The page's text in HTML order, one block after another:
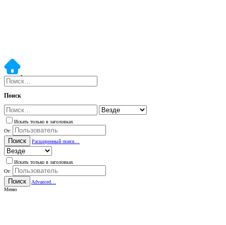
Поиск
Искать только в заголовках
От:
Поиск Расширенный поиск…
Искать только в заголовках
От:
Поиск
Advanced…
Меню